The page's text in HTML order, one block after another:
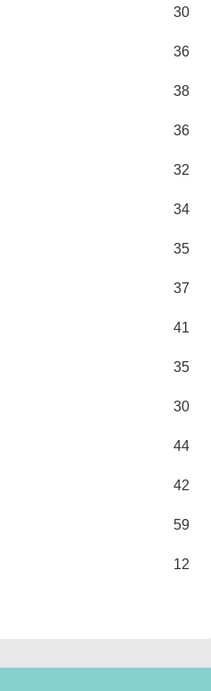
30
36
38
36
32
34
35
37
41
35
30
44
42
59
12